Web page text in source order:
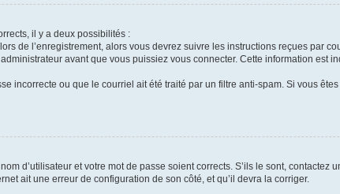
il y a deux possibilités :
de l’enregistrement, alors vous devrez suivre les instructions reçues par
avant que vous puissiez vous connecter. Cette information est
incorrecte ou que le courriel ait été traité par un filtre anti-spam. Si vous
d’utilisateur et votre mot de passe soient corrects. S’ils le sont, contactez
ait une erreur de configuration de son côté, et qu’il devra la corriger.